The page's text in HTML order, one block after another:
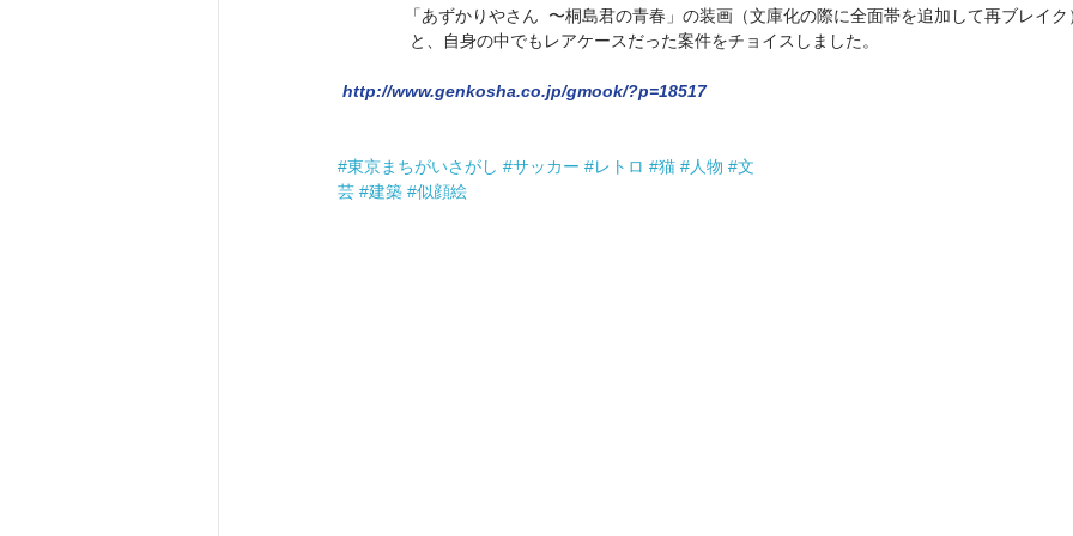
「あずかりやさん  〜桐島君の青春」の装画（文庫化の際に全面帯を追加して再ブレイク
と、自身の中でもレアケースだった案件をチョイスしました。
http://www.genkosha.co.jp/gmook/?p=18517
#東京まちがいさがし #サッカー #レトロ #猫 #人物 #文
芸 #建築 #似顔絵